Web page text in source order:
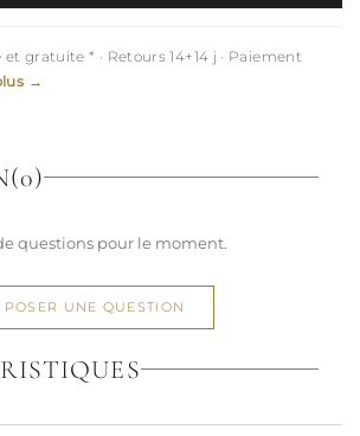
gratuite * · Retours 14+14 j · Paiement
→
(0)
questions pour le moment.
POSER UNE QUESTION